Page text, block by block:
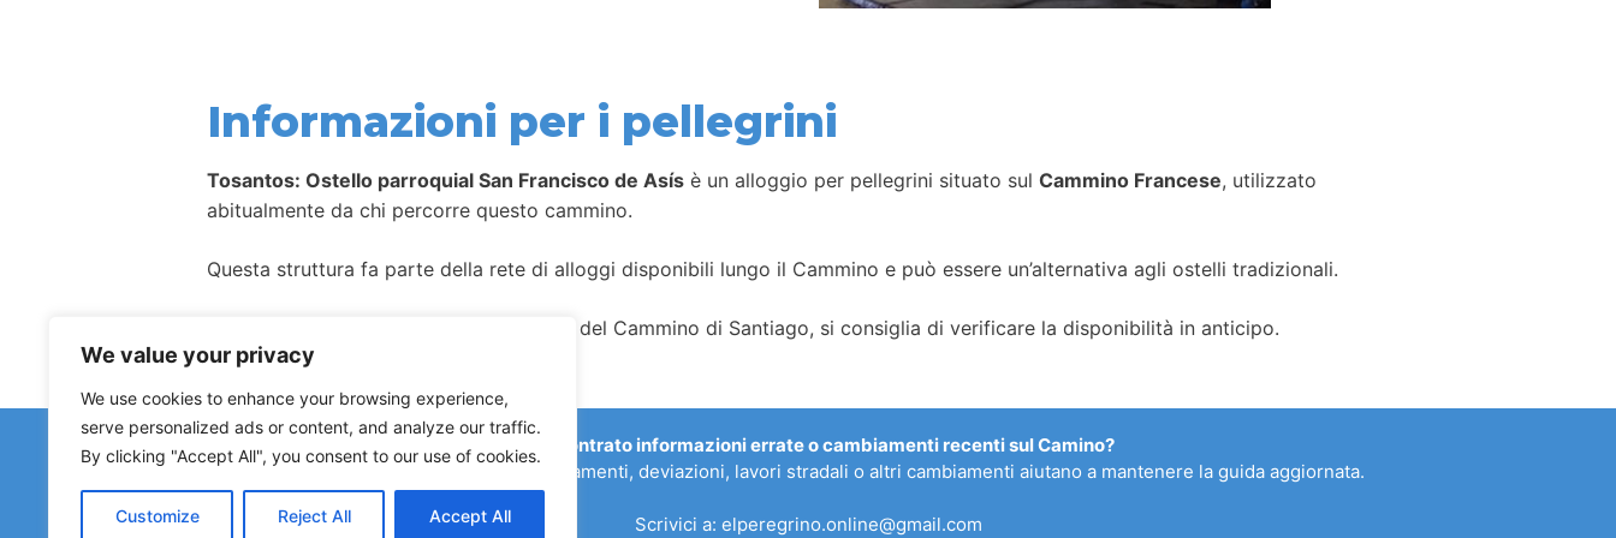
We value your privacy
We use cookies to enhance your browsing experience,
serve personalized ads or content, and analyze our traffic.
By clicking "Accept All", you consent to our use of cookies.
Customize Reject All Accept All
Informazioni per i pellegrini
Tosantos: Ostello parroquial San Francisco de Asís è un alloggio per pellegrini situato sul Cammino Francese, utilizzato
abitualmente da chi percorre questo cammino.
Questa struttura fa parte della rete di alloggi disponibili lungo il Cammino e può essere un’alternativa agli ostelli tradizionali.
Come per la maggior parte degli alloggi del Cammino di Santiago, si consiglia di verificare la disponibilità in anticipo.
Hai riscontrato informazioni errate o cambiamenti recenti sul Camino?
Le segnalazioni su ostelli chiusi, allagamenti, deviazioni, lavori stradali o altri cambiamenti aiutano a mantenere la guida aggiornata.
Scrivici a: elperegrino.online@gmail.com